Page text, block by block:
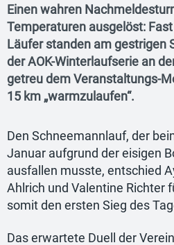
Einen wahren
Temperaturen ausgelöst:
Läufer standen am gestrigen
der AOK-Winterlaufserie an
getreu dem Veranstaltungs-
15 km „warmzulaufen“.
Den Schneemannlauf, der
Januar aufgrund der eisigen
ausfallen musste, entschied
Ahlrich und Valentine Richter
somit den ersten Sieg des
Das erwartete Duell der